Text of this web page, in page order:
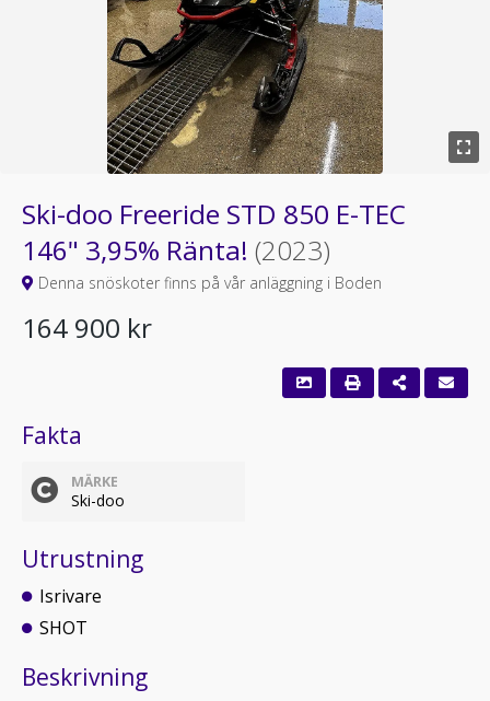
Ski-doo Freeride STD 850 E-TEC
146" 3,95% Ränta! (2023)
Denna snöskoter finns på vår anläggning i Boden
164 900 kr
Fakta
MÄRKE
Ski-doo
Utrustning
Isrivare
SHOT
Beskrivning